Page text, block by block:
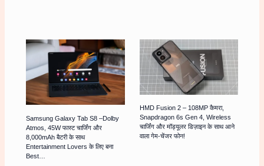
Samsung Galaxy Tab S8 –Dolby
Atmos, 45W फास्ट चार्जिंग और
8,000mAh बैटरी के साथ
Entertainment Lovers के लिए बना
Best…
HMD Fusion 2 – 108MP कैमरा,
Snapdragon 6s Gen 4, Wireless
चार्जिंग और मॉड्यूलर डिज़ाइन के साथ आने
वाला गेम-चेंजर फोन!